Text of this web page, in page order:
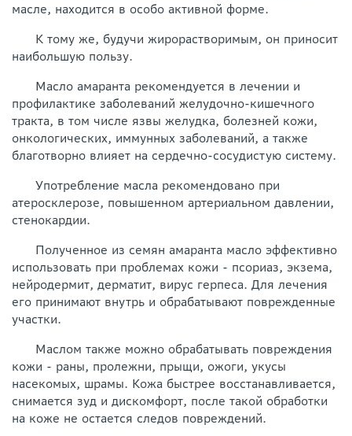
масле, находится в особо активной форме.
К тому же, будучи жирорастворимым, он приносит
наибольшую пользу.
Масло амаранта рекомендуется в лечении и
профилактике заболеваний желудочно-кишечного
тракта, в том числе язвы желудка, болезней кожи,
онкологических, иммунных заболеваний, а также
благотворно влияет на сердечно-сосудистую систему.
Употребление масла рекомендовано при
атеросклерозе, повышенном артериальном давлении,
стенокардии.
Полученное из семян амаранта масло эффективно
использовать при проблемах кожи - псориаз, экзема,
нейродермит, дерматит, вирус герпеса. Для лечения
его принимают внутрь и обрабатывают поврежденные
участки.
Маслом также можно обрабатывать повреждения
кожи - раны, пролежни, прыщи, ожоги, укусы
насекомых, шрамы. Кожа быстрее восстанавливается,
снимается зуд и дискомфорт, после такой обработки
на коже не остается следов повреждений.